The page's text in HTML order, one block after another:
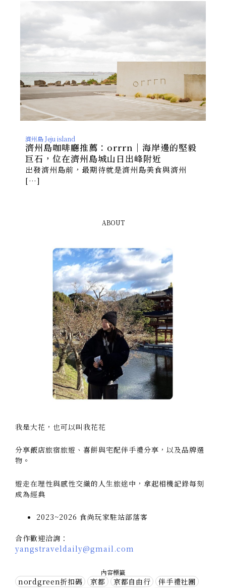
濟州島 Jeju island
濟州島咖啡廳推薦：orrrn｜海岸邊的堅毅
巨石，位在濟州島城山日出峰附近
出發濟州島前，最期待就是濟州島美食與濟州
[…]
ABOUT
我是大花，也可以叫我花花
分享飯店旅宿旅遊、喜餅與宅配伴手禮分享，以及品牌選
物。
遊走在理性與感性交織的人生旅途中，拿起相機記錄每刻
成為經典
2023~2026 食尚玩家駐站部落客
合作歡迎洽詢：
yangstraveldaily@gmail.com
內容標籤
nordgreen折扣碼 京都 京都自由行
伴手禮社團